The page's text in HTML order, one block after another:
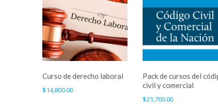
Curso de derecho laboral
$14,800.00
Pack de cursos del
civil y comercial
$21,700.00